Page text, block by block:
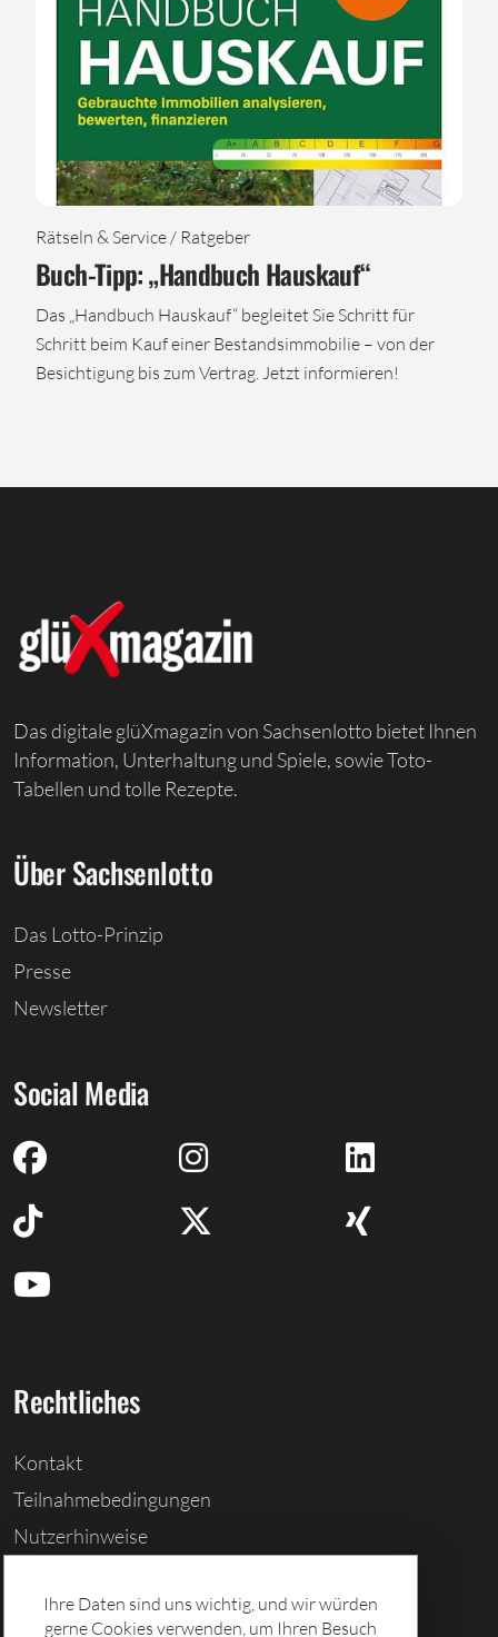
Rätseln & Service / Ratgeber
Buch-Tipp: „Handbuch Hauskauf“
Das „Handbuch Hauskauf“ begleitet Sie Schritt für
Schritt beim Kauf einer Bestandsimmobilie – von der
Besichtigung bis zum Vertrag. Jetzt informieren!
Das digitale glüXmagazin von Sachsenlotto bietet Ihnen
Information, Unterhaltung und Spiele, sowie Toto-
Tabellen und tolle Rezepte.
Über Sachsenlotto
Das Lotto-Prinzip
Presse
Newsletter
Social Media
Rechtliches
Kontakt
Teilnahmebedingungen
Nutzerhinweise
Cookies löschen
Ihre Daten sind uns wichtig, und wir würden
gerne Cookies verwenden, um Ihren Besuch